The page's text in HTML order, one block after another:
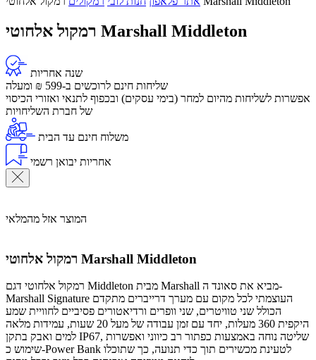
רמקול אלחוטי Marshall Middleton
שנה אחריות
שליחות חינם לרוכשים ב-599 ₪ ומעלה
​אפשרות לשליחות מהיום למחר (בימי עסקים) ובכפוף לתנאי ואזורי הכיסוי
של חברת השליחויות
משלוח חינם עד הבית
אחריות יבואן רשמי
המוצר אזל מהמלאי
רמקול אלחוטי Marshall Middleton
רמקול אלחוטי דגם Middleton מבית Marshall מביא את סאונד ה-
Marshall Signature העוצמתי לכל מקום עם מערך דרייברים מתקדם
הכולל שני טוויטרים, שני וופרים ורדיאטורים פסיביים לחוויית שמע
היקפית 360 מעלות, יחד עם זמן עבודה של מעל 20 שעות, עמידות מלאה
למים ואבק בתקן IP67, שליטה נוחה באמצעות כפתור רב כיווני ואפשרות
שימוש כ-Power Bank לטעינת מכשירים תוך כדי תנועה, כך שתוכלו